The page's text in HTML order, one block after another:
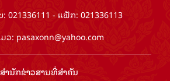
021336111 - ແຟັກ: 021336113
ວ: pasaxonn@yahoo.com
ສຳ​ນັກ​ຂ່າວ​ສານ​ທີ່​ສຳ​ຄັນ​